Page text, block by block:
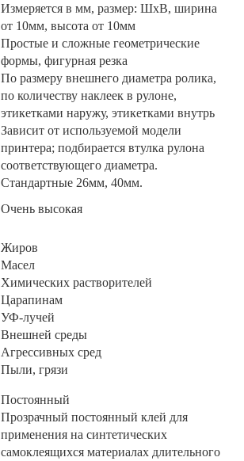
Измеряется в мм, размер: ШхВ, ширина
от 10мм, высота от 10мм
Простые и сложные геометрические
формы, фигурная резка
По размеру внешнего диаметра ролика,
по количеству наклеек в рулоне,
этикетками наружу, этикетками внутрь
Зависит от используемой модели
принтера; подбирается втулка рулона
соответствующего диаметра.
Стандартные 26мм, 40мм.
Очень высокая
Жиров
Масел
Химических растворителей
Царапинам
УФ-лучей
Внешней среды
Агрессивных сред
Пыли, грязи
Постоянный
Прозрачный постоянный клей для
применения на синтетических
самоклеящихся материалах длительного